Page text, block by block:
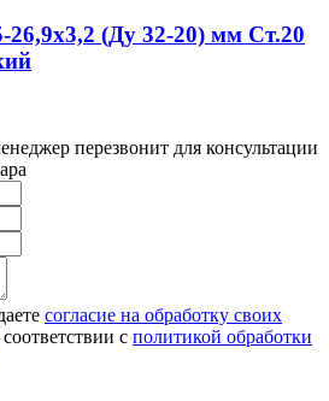
26,9x3,2 (Ду 32-20) мм Ст.20
перезвонит для консультации
согласие на обработку своих
с политикой обработки